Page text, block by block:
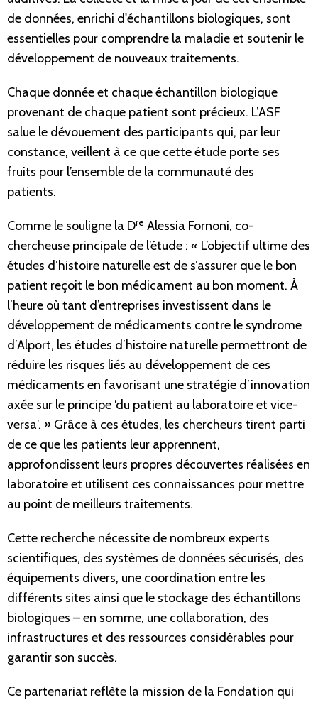
de données, enrichi d'échantillons biologiques, sont
essentielles pour comprendre la maladie et soutenir le
développement de nouveaux traitements.
Chaque donnée et chaque échantillon biologique
provenant de chaque patient sont précieux. L’ASF
salue le dévouement des participants qui, par leur
constance, veillent à ce que cette étude porte ses
fruits pour l’ensemble de la communauté des
patients.
Comme le souligne la Dre Alessia Fornoni, co-
chercheuse principale de l’étude : « L’objectif ultime des
études d’histoire naturelle est de s’assurer que le bon
patient reçoit le bon médicament au bon moment. À
l’heure où tant d’entreprises investissent dans le
développement de médicaments contre le syndrome
d’Alport, les études d’histoire naturelle permettront de
réduire les risques liés au développement de ces
médicaments en favorisant une stratégie d’innovation
axée sur le principe ‘du patient au laboratoire et vice-
versa′. » Grâce à ces études, les chercheurs tirent parti
de ce que les patients leur apprennent,
approfondissent leurs propres découvertes réalisées en
laboratoire et utilisent ces connaissances pour mettre
au point de meilleurs traitements.
Cette recherche nécessite de nombreux experts
scientifiques, des systèmes de données sécurisés, des
équipements divers, une coordination entre les
différents sites ainsi que le stockage des échantillons
biologiques – en somme, une collaboration, des
infrastructures et des ressources considérables pour
garantir son succès.
Ce partenariat reflète la mission de la Fondation qui